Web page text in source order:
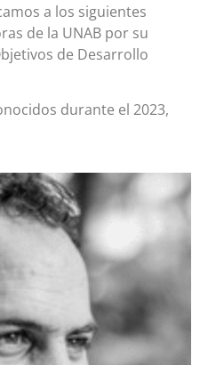
a los siguientes
de la UNAB por su
de Desarrollo
durante el 2023,